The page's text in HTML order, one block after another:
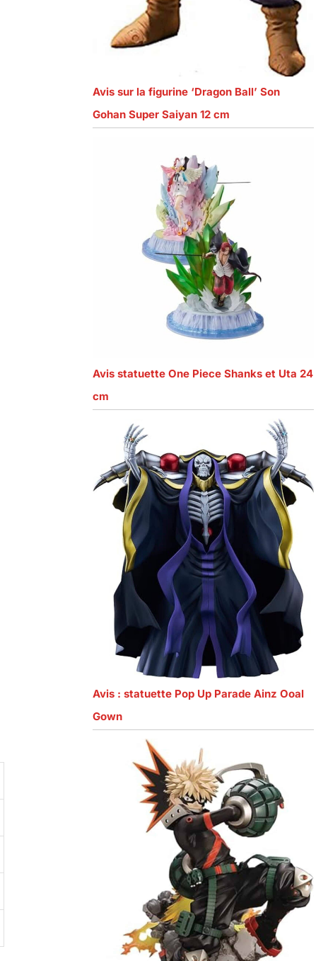
Avis sur la figurine ‘Dragon Ball’ Son
Gohan Super Saiyan 12 cm
Avis statuette One Piece Shanks et Uta 24
cm
Avis : statuette Pop Up Parade Ainz Ooal
Gown